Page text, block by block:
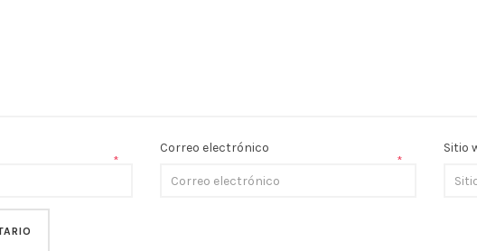
*
Correo electrónico
*
Sitio